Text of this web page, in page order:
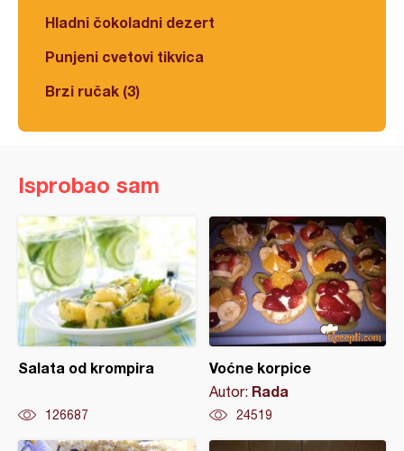
Hladni čokoladni dezert
Punjeni cvetovi tikvica
Brzi ručak (3)
Isprobao sam
Salata od krompira
126687
Voćne korpice
Autor: Rada
24519